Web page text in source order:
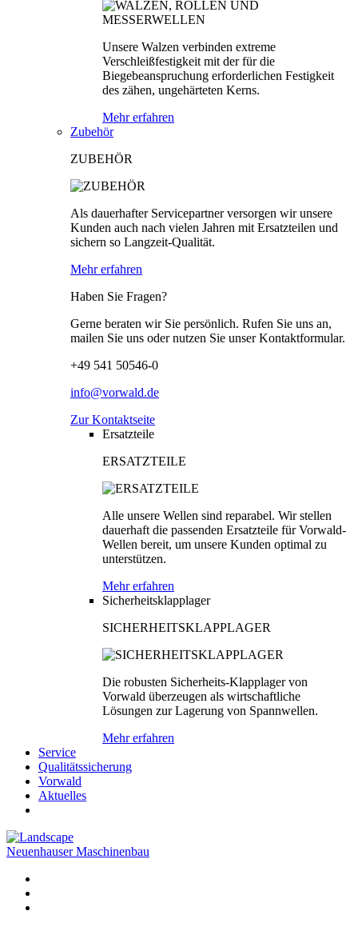
Unsere Walzen verbinden extreme
Verschleißfestigkeit mit der für die
Biegebeanspruchung erforderlichen Festigkeit
des zähen, ungehärteten Kerns.
Mehr erfahren
Zubehör
ZUBEHÖR
Als dauerhafter Servicepartner versorgen wir unsere
Kunden auch nach vielen Jahren mit Ersatzteilen und
sichern so Langzeit-Qualität.
Mehr erfahren
Haben Sie Fragen?
Gerne beraten wir Sie persönlich. Rufen Sie uns an,
mailen Sie uns oder nutzen Sie unser Kontaktformular.
+49 541 50546-0
info@vorwald.de
Zur Kontaktseite
Ersatzteile
ERSATZTEILE
Alle unsere Wellen sind reparabel. Wir stellen
dauerhaft die passenden Ersatzteile für Vorwald-
Wellen bereit, um unsere Kunden optimal zu
unterstützen.
Mehr erfahren
Sicherheitsklapplager
SICHERHEITSKLAPPLAGER
Die robusten Sicherheits-Klapplager von
Vorwald überzeugen als wirtschaftliche
Lösungen zur Lagerung von Spannwellen.
Mehr erfahren
Service
Qualitätssicherung
Vorwald
Aktuelles
Neuenhauser Maschinenbau